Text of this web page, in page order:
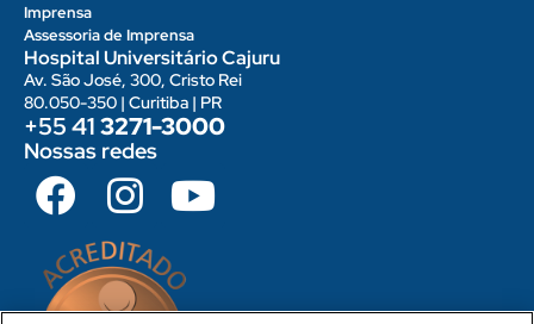
Imprensa
Assessoria de Imprensa
Hospital Universitário Cajuru
Av. São José, 300, Cristo Rei
80.050-350 | Curitiba | PR
+55 413271-3000
Nossas redes